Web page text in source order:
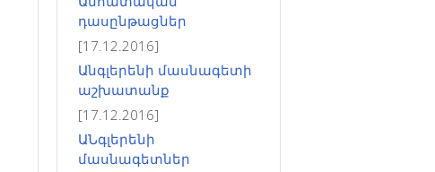
դասընթացներ
[17.12.2016]
Անգլերենի մասնագետի
աշխատանք
[17.12.2016]
ԱՆգլերենի
մասնագետներ